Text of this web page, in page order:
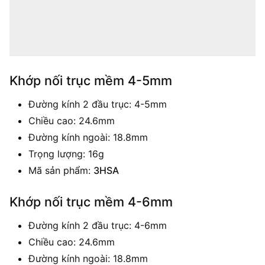
Khớp nối trục mềm 4-5mm
Đường kính 2 đầu trục: 4-5mm
Chiều cao: 24.6mm
Đường kính ngoài: 18.8mm
Trọng lượng: 16g
Mã sản phẩm: 3HSA
Khớp nối trục mềm 4-6mm
Đường kính 2 đầu trục: 4-6mm
Chiều cao: 24.6mm
Đường kính ngoài: 18.8mm